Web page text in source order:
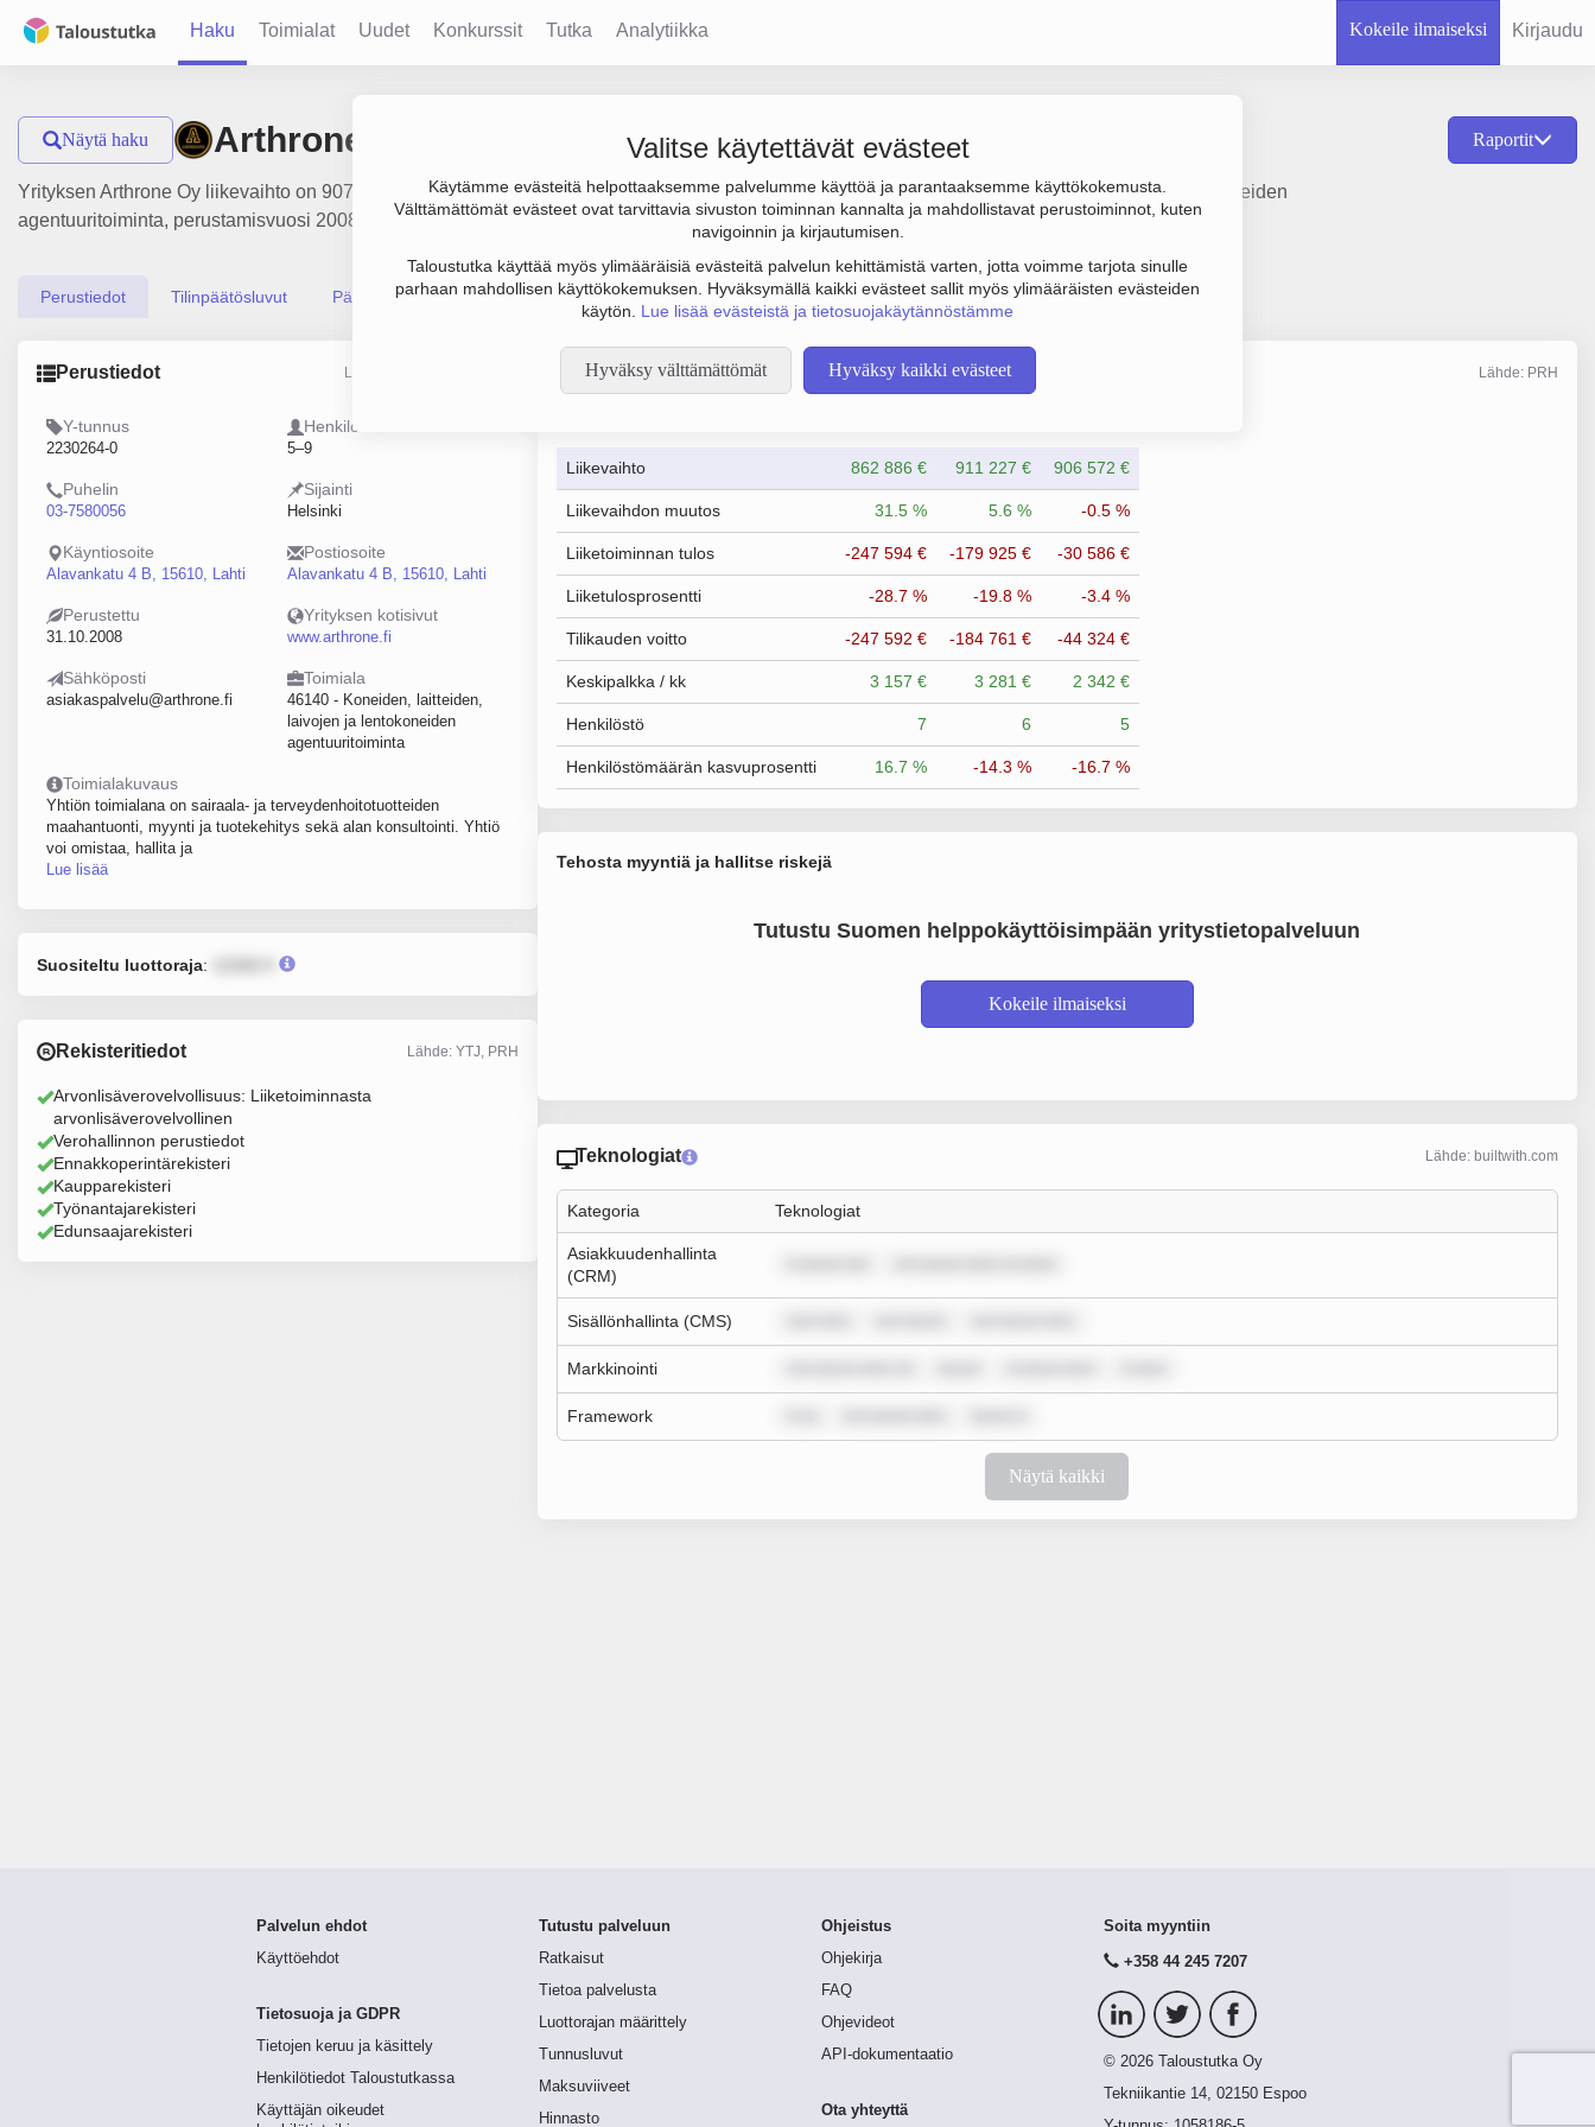
Haku Toimialat Uudet Konkurssit Tutka Analytiikka Kokeile ilmaiseksi Kirjaudu
Valitse käytettävät evästeet
Käytämme evästeitä helpottaaksemme palvelumme käyttöä ja parantaaksemme käyttökokemusta.
Välttämättömät evästeet ovat tarvittavia sivuston toiminnan kannalta ja mahdollistavat perustoiminnot, kuten
navigoinnin ja kirjautumisen.
Taloustutka käyttää myös ylimääräisiä evästeitä palvelun kehittämistä varten, jotta voimme tarjota sinulle
parhaan mahdollisen käyttökokemuksen. Hyväksymällä kaikki evästeet sallit myös ylimääräisten evästeiden
käytön. Lue lisää evästeistä ja tietosuojakäytännöstämme
Hyväksy välttämättömät Hyväksy kaikki evästeet
Näytä haku Arthrone Oy Raportit
Yrityksen Arthrone Oy liikevaihto on 907 000 €, tulos -31 000 € ja henkilöstömäärä 5. Sen päätoimiala on Koneiden, laitteiden, laivojen ja lentokoneiden
agentuuritoiminta, perustamisvuosi 2008 ja sijainti Helsinki. Yrityksen yhtiömuoto Osakeyhtiö (OY).
Perustiedot Tilinpäätösluvut Päättäjätiedot
Perustiedot Lähde: YTJ, PRH, Traficom
Y-tunnus
2230264-0
Henkilöstömäärä
5–9
Puhelin
03-7580056
Sijainti
Helsinki
Käyntiosoite
Alavankatu 4 B, 15610, Lahti
Postiosoite
Alavankatu 4 B, 15610, Lahti
Perustettu
31.10.2008
Yrityksen kotisivut
www.arthrone.fi
Sähköposti
asiakaspalvelu@arthrone.fi
Toimiala
46140 - Koneiden, laitteiden,
laivojen ja lentokoneiden
agentuuritoiminta
Toimialakuvaus
Yhtiön toimialana on sairaala- ja terveydenhoitotuotteiden
maahantuonti, myynti ja tuotekehitys sekä alan konsultointi. Yhtiö
voi omistaa, hallita ja
Lue lisää
Suositeltu luottoraja:
Rekisteritiedot Lähde: YTJ, PRH
Arvonlisäverovelvollisuus: Liiketoiminnasta
arvonlisäverovelvollinen
Verohallinnon perustiedot
Ennakkoperintärekisteri
Kaupparekisteri
Työnantajarekisteri
Edunsaajarekisteri
Taloustiedot Lähde: PRH
Liikevaihto 862 886 € 911 227 € 906 572 €
Liikevaihdon muutos 31.5 % 5.6 % -0.5 %
Liiketoiminnan tulos -247 594 € -179 925 € -30 586 €
Liiketulosprosentti -28.7 % -19.8 % -3.4 %
Tilikauden voitto -247 592 € -184 761 € -44 324 €
Keskipalkka / kk 3 157 € 3 281 € 2 342 €
Henkilöstö 7 6 5
Henkilöstömäärän kasvuprosentti 16.7 % -14.3 % -16.7 %
Tehosta myyntiä ja hallitse riskejä
Tutustu Suomen helppokäyttöisimpään yritystietopalveluun
Kokeile ilmaiseksi
Teknologiat Lähde: builtwith.com
Kategoria Teknologiat
Asiakkuudenhallinta
(CRM)
Sisällönhallinta (CMS)
Markkinointi
Framework
Näytä kaikki
Palvelun ehdot
Käyttöehdot
Tietosuoja ja GDPR
Tietojen keruu ja käsittely
Henkilötiedot Taloustutkassa
Käyttäjän oikeudet
Tutustu palveluun
Ratkaisut
Tietoa palvelusta
Luottorajan määrittely
Tunnusluvut
Maksuviiveet
Hinnasto
Ohjeistus
Ohjekirja
FAQ
Ohjevideot
API-dokumentaatio
Ota yhteyttä
Soita myyntiin
+358 44 245 7207
© 2026 Taloustutka Oy
Tekniikantie 14, 02150 Espoo